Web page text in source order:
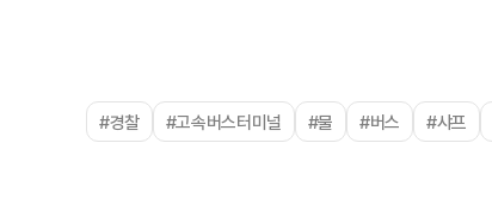
#경찰 #고속버스터미널 #물 #버스 #샤프